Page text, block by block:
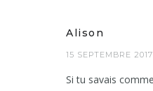
Alison
15 SEPTEMBRE 2017
Si tu savais